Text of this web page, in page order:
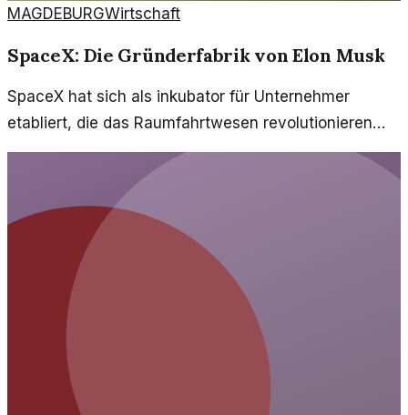
MAGDEBURGWirtschaft
SpaceX: Die Gründerfabrik von Elon Musk
SpaceX hat sich als inkubator für Unternehmer
etabliert, die das Raumfahrtwesen revolutionieren
wollen. Musk's Ansatz fördert Innovation und Risiko.